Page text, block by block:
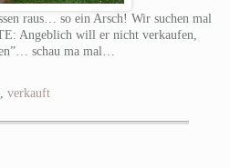
raus… so ein Arsch! Wir suchen mal
Angeblich will er nicht verkaufen,
schau ma mal…
, verkauft